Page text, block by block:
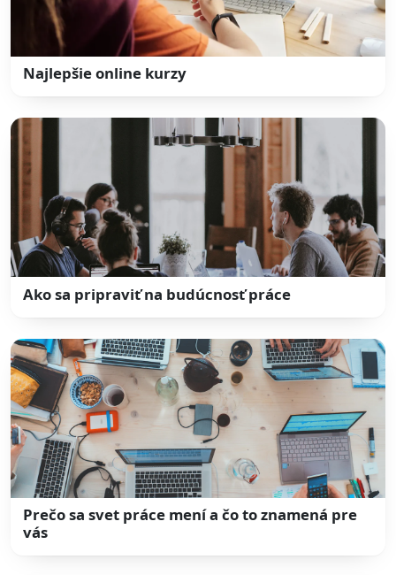
Najlepšie online kurzy
Ako sa pripraviť na budúcnosť práce
Prečo sa svet práce mení a čo to znamená pre
vás